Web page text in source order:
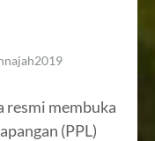
resmi membuka
(PPL)